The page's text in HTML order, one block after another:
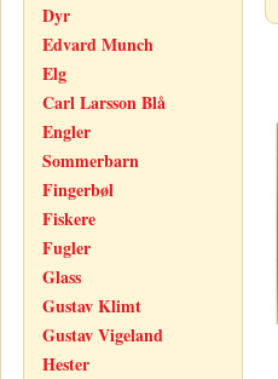
Dyr
Edvard Munch
Elg
Carl Larsson Blå
Engler
Sommerbarn
Fingerbøl
Fiskere
Fugler
Glass
Gustav Klimt
Gustav Vigeland
Hester